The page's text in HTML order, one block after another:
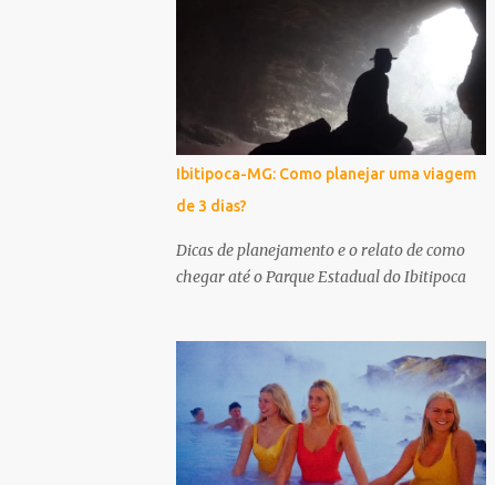
Ibitipoca-MG: Como planejar uma viagem
de 3 dias?
Dicas de planejamento e o relato de como
chegar até o Parque Estadual do Ibitipoca